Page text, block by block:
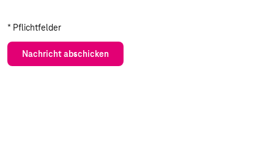
* Pflichtfelder
Nachricht abschicken